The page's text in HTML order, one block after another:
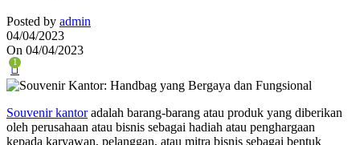
Posted by admin
04/04/2023
On 04/04/2023
1
Souvenir kantoradalah barang-barang atau produk yang diberikan
oleh perusahaan atau bisnis sebagai hadiah atau penghargaan
kepada karyawan, pelanggan, atau mitra bisnis sebagai bentuk